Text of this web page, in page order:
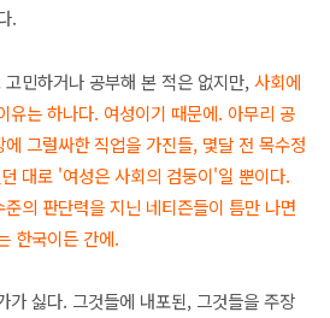
.
민하거나 공부해 본 적은 없지만, 사회에
유는 하나다. 여성이기 때문에. 아무리 공
그럴싸한 직업을 가진들, 몇달 전 목수정
대로 '여성은 사회의 검둥이'일 뿐이다.
의 판단력을 지닌 네티즌들이 틈만 나면
한국이든 간에.
가 싫다. 그것들에 내포된, 그것들을 주장